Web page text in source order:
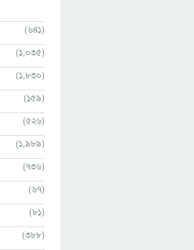
(641)
(1,035)
(1,830)
(159)
(526)
(1,989)
(736)
(67)
(81)
(388)